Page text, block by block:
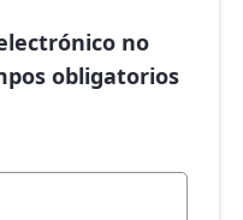
no
obligatorios